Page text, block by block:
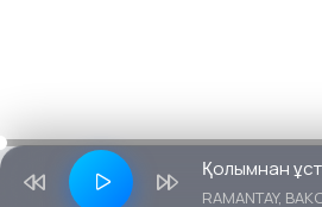
Қолымнан
RAMANTAY,